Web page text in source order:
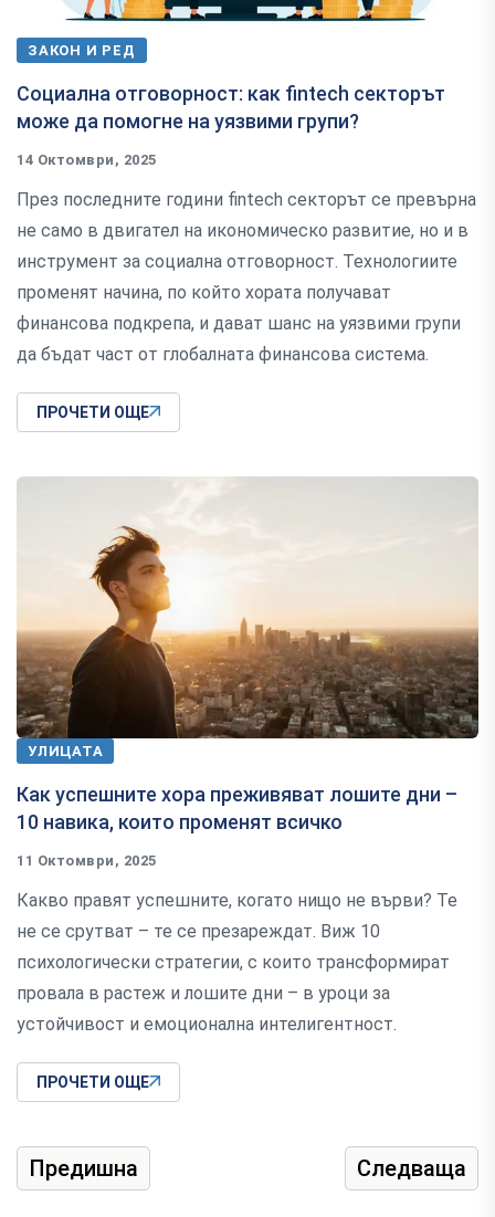
ЗАКОН И РЕД
Социална отговорност: как fintech секторът
може да помогне на уязвими групи?
14 Октомври, 2025
През последните години fintech секторът се превърна
не само в двигател на икономическо развитие, но и в
инструмент за социална отговорност. Технологиите
променят начина, по който хората получават
финансова подкрепа, и дават шанс на уязвими групи
да бъдат част от глобалната финансова система.
ПРОЧЕТИ ОЩЕ
УЛИЦАТА
Как успешните хора преживяват лошите дни –
10 навика, които променят всичко
11 Октомври, 2025
Какво правят успешните, когато нищо не върви? Те
не се срутват – те се презареждат. Виж 10
психологически стратегии, с които трансформират
провала в растеж и лошите дни – в уроци за
устойчивост и емоционална интелигентност.
ПРОЧЕТИ ОЩЕ
Предишна Следваща